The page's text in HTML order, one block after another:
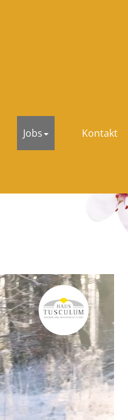
Jobs Kontakt